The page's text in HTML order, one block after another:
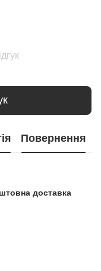
Повернення
доставка